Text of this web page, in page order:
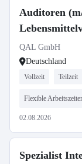
Auditoren
QAL GmbH
Deutschland
Vollzeit Teilzeit
Flexible
02.08.2026
Spezialist